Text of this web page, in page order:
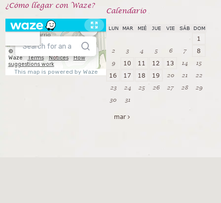
¿Cómo llegar con Waze?
Calendarío
LUN MAR MIÉ JUE VIE SÁB DOM
1
2 3 4 5 6 7 8
9 10 11 12 13 14 15
16 17 18 19 20 21
22
23
24 25 26 27 28
29
30
31
mar